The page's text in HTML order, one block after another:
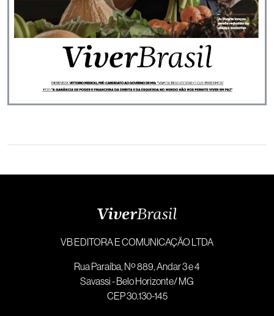
VB EDITORA E COMUNICAÇÃO LTDA
Rua Paraíba, Nº 889, Andar 3 e 4
Savassi - Belo Horizonte/ MG
CEP 30.130-145